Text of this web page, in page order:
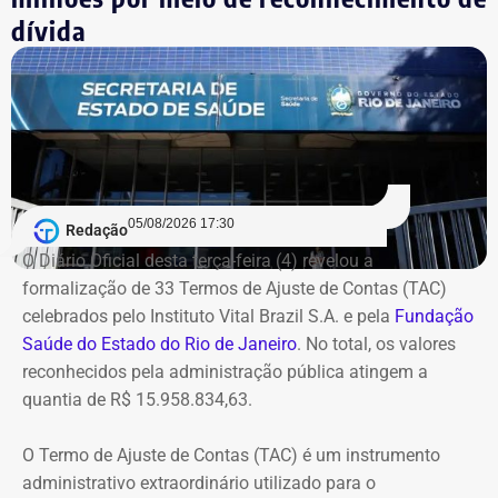
Com informações do blog do Octavio Guedes, do G1.
recursos do SUS sem apresentar os
comprovantes necessários
O caso envolve uma Tomada de Contas Especial sobre
recursos do Sistema Único de Saúde (SUS) usados em
2007, quando Dr. Flávio comandava a Saúde de
Queimados.
Segundo o Ministério Público, o TCU concluiu que parte
das despesas realizadas com verbas federais não foi
devidamente comprovada. As contas foram julgadas
irregulares em 2021, e a decisão foi mantida em março
de 2024, quando o tribunal rejeitou o recurso apresentado
pelo deputado.
quatro valores, que somam R$ 13.112,09, sem
atualização monetária.
dívida
Redação05/08/2026 17:30
O Diário Oficial desta terça-feira (4) revelou a
formalização de 33 Termos de Ajuste de Contas (TAC)
celebrados pelo Instituto Vital Brazil S.A. e pela Fundação
Saúde do Estado do Rio de Janeiro. No total, os valores
reconhecidos pela administração pública atingem a
quantia de R$ 15.958.834,63.
O Termo de Ajuste de Contas (TAC) é um instrumento
administrativo extraordinário utilizado para o